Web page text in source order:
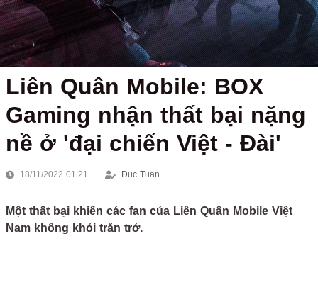
Liên Quân Mobile: BOX
Gaming nhận thất bại nặng
nề ở 'đại chiến Việt - Đài'
18/11/2022 01:21 Duc Tuan
Một thất bại khiến các fan của Liên Quân Mobile Việt
Nam không khỏi trăn trở.